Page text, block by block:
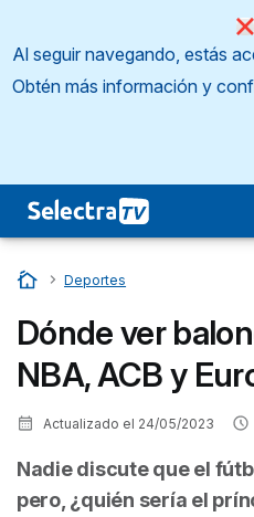
Al seguir navegando, estás
Obtén más información y
Inicio
…
Deportes
Dónde ver
NBA, ACB y
Actualizado el 24/05/2023
Nadie discute que el
pero, ¿quién sería el